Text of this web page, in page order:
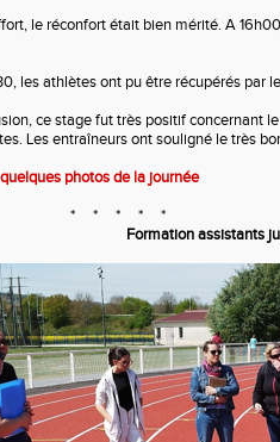
le réconfort était bien mérité. A
les athlètes ont pu être récupérés par
ce stage fut très positif concernant
Les entraîneurs ont souligné le très
photos de la journée
* * *
Formation assistants